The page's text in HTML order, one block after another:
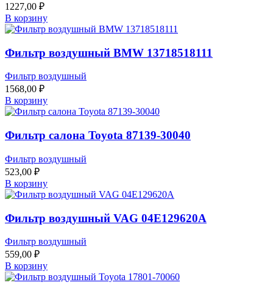
1227,00 ₽
В корзину
Фильтр воздушный BMW 13718518111
Фильтр воздушный
1568,00 ₽
В корзину
Фильтр салона Toyota 87139-30040
Фильтр воздушный
523,00 ₽
В корзину
Фильтр воздушный VAG 04E129620A
Фильтр воздушный
559,00 ₽
В корзину